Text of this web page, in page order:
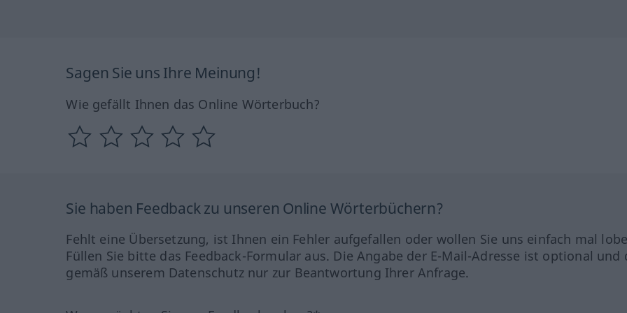
Sagen Sie uns Ihre Meinung!
Wie gefällt Ihnen das Online Wörterbuch?
Sie haben Feedback zu unseren Online Wörterbüchern?
Fehlt eine Übersetzung, ist Ihnen ein Fehler aufgefallen oder wollen Sie uns einfach mal
Füllen Sie bitte das Feedback-Formular aus. Die Angabe der E-Mail-Adresse ist optional und
gemäß unserem Datenschutz nur zur Beantwortung Ihrer Anfrage.